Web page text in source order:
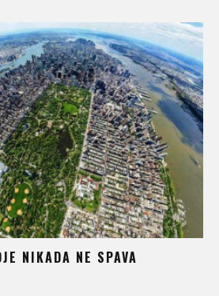
NIKADA NE SPAVA